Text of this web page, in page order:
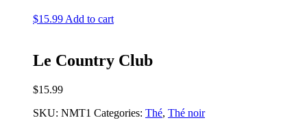
$15.99 Add to cart
Le Country Club
$15.99
SKU: NMT1 Categories: Thé, Thé noir